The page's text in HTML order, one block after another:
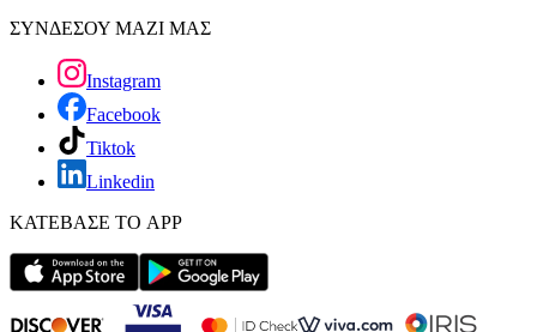
ΣΥΝΔΕΣΟΥ ΜΑΖΙ ΜΑΣ
Instagram
Facebook
Tiktok
Linkedin
ΚΑΤΕΒΑΣΕ ΤΟ APP